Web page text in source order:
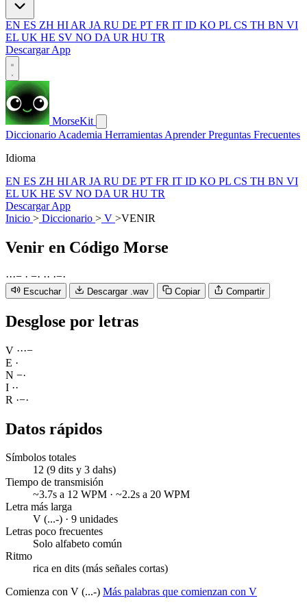
EN ES ZH HI AR JA RU DE PT FR IT ID KO PL CS TH BN VI
EL UK HE SV NO DA UR HU TR
Descargar App
MorseKit
Diccionario Academia Herramientas AprenderPreguntas Frecuentes
Idioma
EN ES ZH HI AR JA RU DE PT FR IT ID KO PL CS TH BN VI
EL UK HE SV NO DA UR HU TR
Descargar App
Inicio > Diccionario > V >VENIR
Venir en Código Morse
···− · −· ·· ·−·
Escuchar Descargar .wav Copiar Compartir
Desglose por letras
V ···−
E ·
N −·
I ··
R ·−·
Datos rápidos
Símbolos totales
12 (9 dits y 3 dahs)
Tiempo de transmisión
~3.7s a 12 WPM · ~2.2s a 20 WPM
Letra más larga
V (...-) · 9 unidades
Letras poco frecuentes
Solo alfabeto común
Ritmo
rica en dits (más señales cortas)
Comienza con V (...-) Más palabras que comienzan con V